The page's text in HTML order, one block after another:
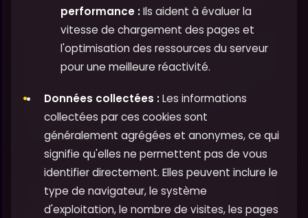
performance :Ils aident à évaluer la
vitesse de chargement des pages et
l'optimisation des ressources du serveur
pour une meilleure réactivité.
Données collectées :Les informations
collectées par ces cookies sont
généralement agrégées et anonymes, ce qui
signifie qu'elles ne permettent pas de vous
identifier directement. Elles peuvent inclure le
type de navigateur, le système
d'exploitation, le nombre de visites, les pages